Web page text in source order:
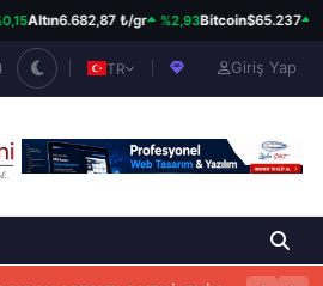
Altın6.682,87 ₺/gr %2,93Bitcoin$65.237
TR Giriş Yap